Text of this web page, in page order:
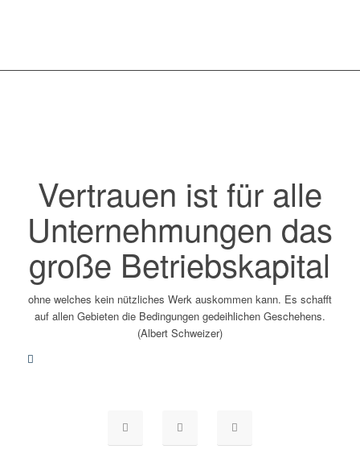
Vertrauen ist für alle
Unternehmungen das
große Betriebskapital
ohne welches kein nützliches Werk auskommen kann. Es schafft
auf allen Gebieten die Bedingungen gedeihlichen Geschehens.
(Albert Schweizer)